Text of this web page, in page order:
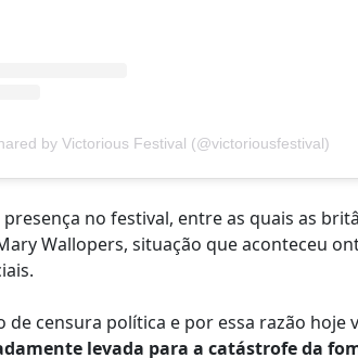
by Victorious Festival (@victoriousfestival)
no festival, entre as quais as
Wallopers, situação que aconteceu
censura política e por essa razão hoje
levada para a catástrofe da